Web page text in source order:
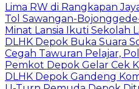
Lima RW di Rangkapan
Tol Sawangan-
Minat Lansia Ikuti Sekolah
DLHK Depok Buka Suara
Cegah Tawuran Pelajar,
Pemkot Depok Gelar Cek
DLHK Depok Gandeng